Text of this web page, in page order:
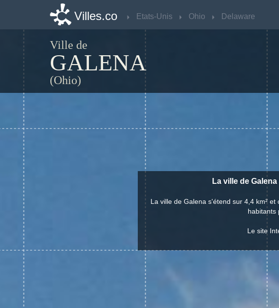
Villes.co Etats-Unis Ohio Delaware
Ville de
GALENA
(Ohio)
La ville de
La ville de Galena s'étend sur 4,4 km²
habitants
Le site
Villes.co Etats-Unis Ohio Delaware